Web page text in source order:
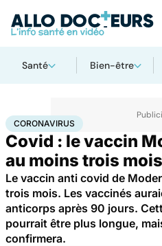
Santé Bien-être
AccueilSantéMédicaments Coronavirus
CORONAVIRUS
Covid : le vaccin
au moins trois
Le vaccin anti covid de
trois mois. Les vaccinés
anticorps après 90 jours.
pourrait être plus longue,
confirmera.